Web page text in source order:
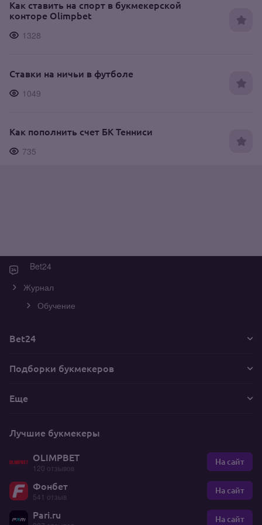
Как ставить на спорт в букмекерской
конторе Olimpbet
1328
Ставки на ничьи в футболе
1049
Как пополнить счет БК Тенниси
735
Bet24
Журнал
Обучение
Bet24
Подборки букмекеров
Еще
Лучшие букмекеры
OLIMPBET
120 отзывов
На сайт
Фонбет
541 отзыв
На сайт
Pari.ru На сайт